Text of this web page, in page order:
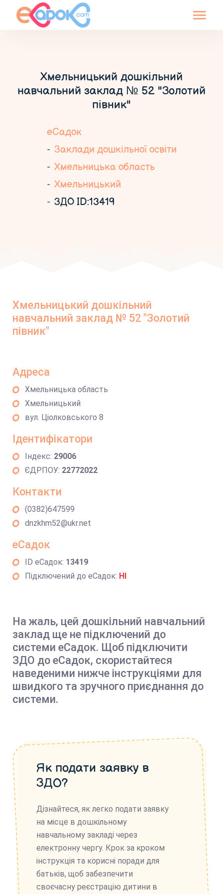
Хмельницький дошкільний
навчальний заклад № 52 "Золотий
півник"
еСадок
Заклади дошкільної освіти
Хмельницька область
Хмельницький
ЗДО ID:13419
Хмельницький дошкільний
навчальний заклад № 52 "Золотий
півник"
Адреса
Хмельницька область
Хмельницький
вул. Ціолковського 8
Ідентифікатори
Індекс: 29006
ЄДРПОУ: 22772022
Контакти
(0382)647599
dnzkhm52@ukr.net
еСадок
ID еСадок: 13419
Підключений до еСадок: НІ
На жаль, цей дошкільний навчальний
заклад ще не підключений до
системи еСадок. Щоб підключити
ЗДО до еСадок, скористайтеся
наведеними нижче інструкціями для
швидкого та зручного приєднання до
системи.
Як подати заявку в
ЗДО?
Дізнайтеся, як легко подати заявку
на місце в дошкільному
навчальному закладі через
електронну чергу. Крок за кроком
інструкція та корисні поради для
батьків, щоб забезпечити
своєчасну реєстрацію дитини в